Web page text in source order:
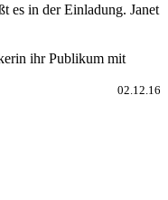
es in der Einladung. Janet
ihr Publikum mit
02.12.16